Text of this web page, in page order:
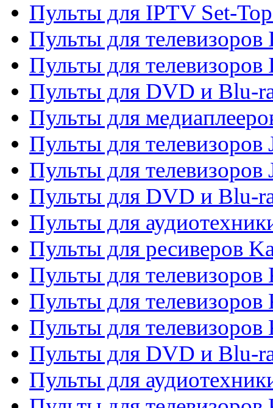
Пульты для IPTV Set-
Пульты для телевизоров
Пульты для телевизоров
Пульты для DVD и Blu-
Пульты для
Пульты для телевизоров
Пульты для телевизоров
Пульты для DVD и Blu-
Пульты для
Пульты для ресиверов
Пульты для телевизоров
Пульты для телевизоров
Пульты для телевизоров
Пульты для DVD и Blu-
Пульты для